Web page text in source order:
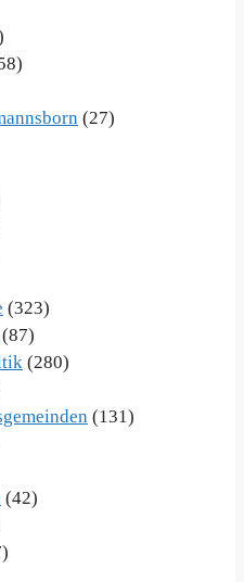
(27)
(323)
(87)
(280)
(131)
(42)